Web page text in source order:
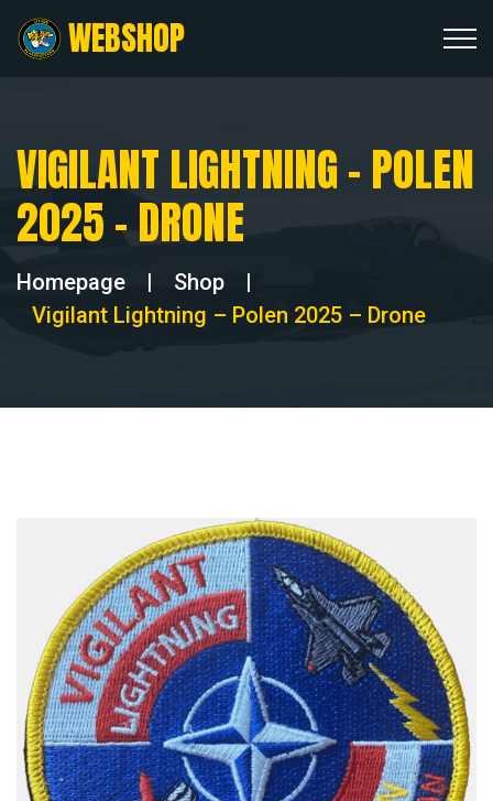
WEBSHOP
VIGILANT LIGHTNING – POLEN
2025 – DRONE
Homepage | Shop
|
Vigilant Lightning – Polen 2025 – Drone